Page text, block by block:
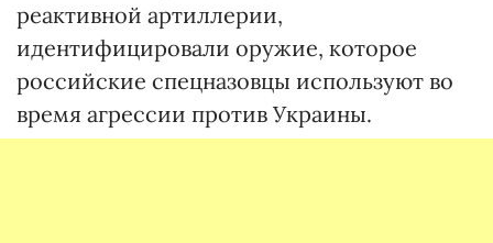
реактивной артиллерии,
идентифицировали оружие, которое
российские спецназовцы используют во
время агрессии против Украины.